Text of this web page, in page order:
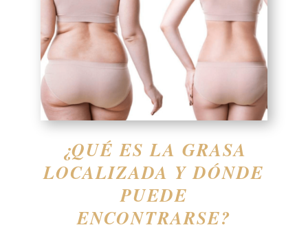
¿QUÉ ES LA GRASA
LOCALIZADA Y DÓNDE
PUEDE
ENCONTRARSE?